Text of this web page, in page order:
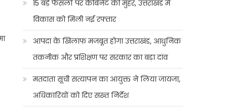
15 बड़े फैसलों पर कैबिनेट की मुहर, उत्तराखंड में
विकास को मिली नई रफ्तार
आपदा के खिलाफ मजबूत होगा उत्तराखंड, आधुनिक
तकनीक और प्रशिक्षण पर सरकार का बड़ा दांव
मतदाता सूची सत्यापन का आयुक्त ने लिया जायजा,
अधिकारियों को दिए सख्त निर्देश